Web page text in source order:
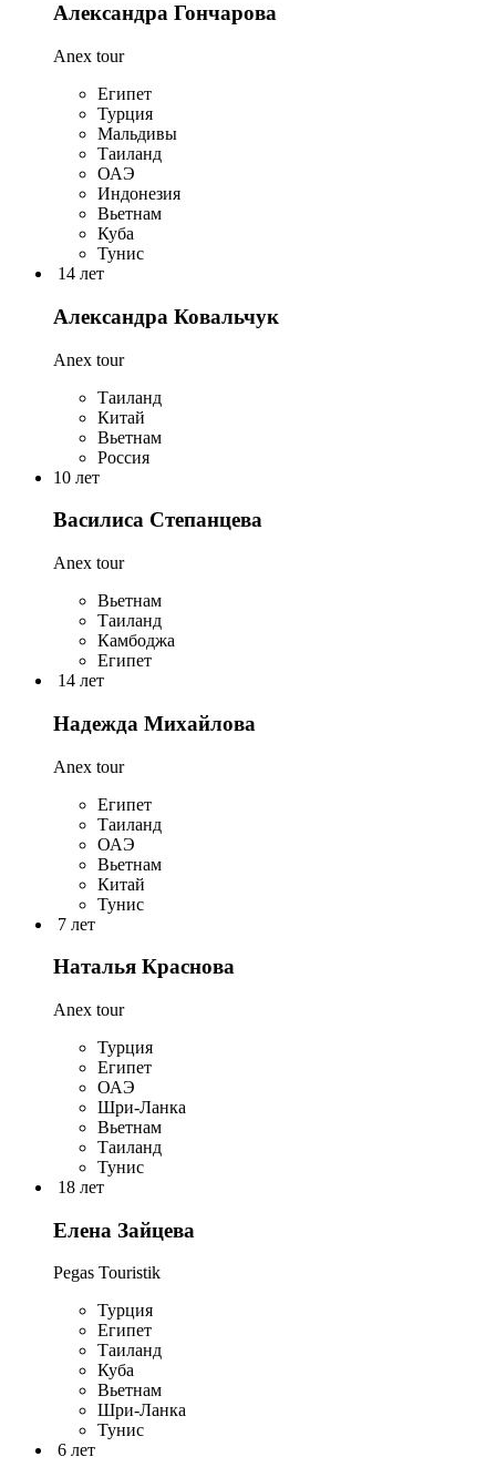
Александра Гончарова
Anex tour
Египет
Турция
Мальдивы
Таиланд
ОАЭ
Индонезия
Вьетнам
Куба
Тунис
14 лет
Александра Ковальчук
Anex tour
Таиланд
Китай
Вьетнам
Россия
10 лет
Василиса Степанцева
Anex tour
Вьетнам
Таиланд
Камбоджа
Египет
14 лет
Надежда Михайлова
Anex tour
Египет
Таиланд
ОАЭ
Вьетнам
Китай
Тунис
7 лет
Наталья Краснова
Anex tour
Турция
Египет
ОАЭ
Шри-Ланка
Вьетнам
Таиланд
Тунис
18 лет
Елена Зайцева
Pegas Touristik
Турция
Египет
Таиланд
Куба
Вьетнам
Шри-Ланка
Тунис
6 лет